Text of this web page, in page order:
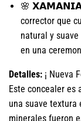
🌸
corrector que
natural y
en una
Detalles: ¡ Nueva
Este concealer es
una suave textura
minerales fueron